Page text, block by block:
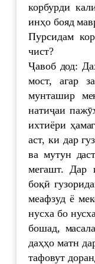
корбурди
инҳо бояд
Пурсидам
чист?
Ҷавоб дод:
мост, агар
мунташир
натиҷаи
ихтиёри
аст, ки дар
ва мутун
мегашт. Дар
боқӣ
меафзуд ё
нусха бо
бошад,
даҳҳо матн
тафовут